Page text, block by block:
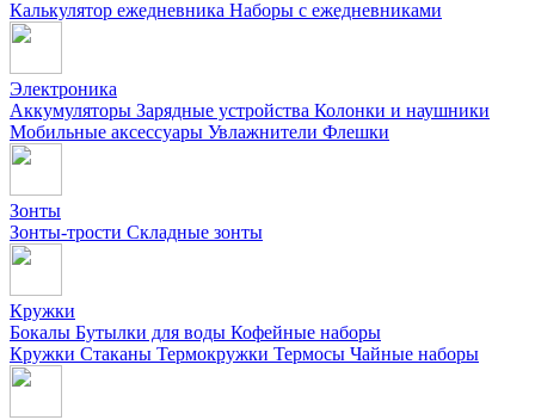
Калькулятор ежедневника Наборы с ежедневниками
Электроника
Аккумуляторы Зарядные устройства Колонки и наушники
Мобильные аксессуары Увлажнители Флешки
Зонты
Зонты-трости Складные зонты
Кружки
Бокалы Бутылки для воды Кофейные наборы
Кружки Стаканы Термокружки Термосы Чайные наборы